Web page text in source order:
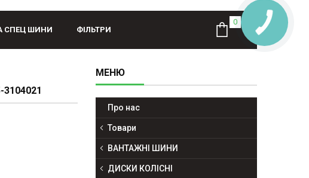
СПЕЦ ШИНИ ФІЛЬТРИ
Про нас
Товари
ВАНТАЖНІ ШИНИ
ДИСКИ КОЛІСНІ